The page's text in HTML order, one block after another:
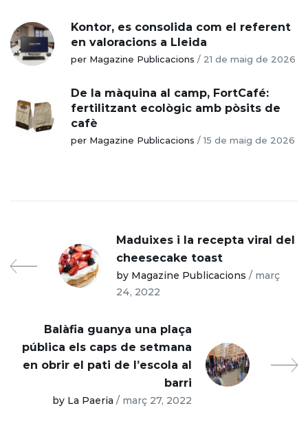
Kontor, es consolida com el referent
en valoracions a Lleida
per Magazine Publicacions / 21 de maig de 2026
De la màquina al camp, FortCafé:
fertilitzant ecològic amb pòsits de
cafè
per Magazine Publicacions /15 de maig de 2026
Maduixes i la recepta viral del
cheesecake toast
by Magazine Publicacions / març
24, 2022
Balàfia guanya una plaça
pública els caps de setmana
en obrir el pati de l’escola al
barri
by La Paeria / març 27, 2022